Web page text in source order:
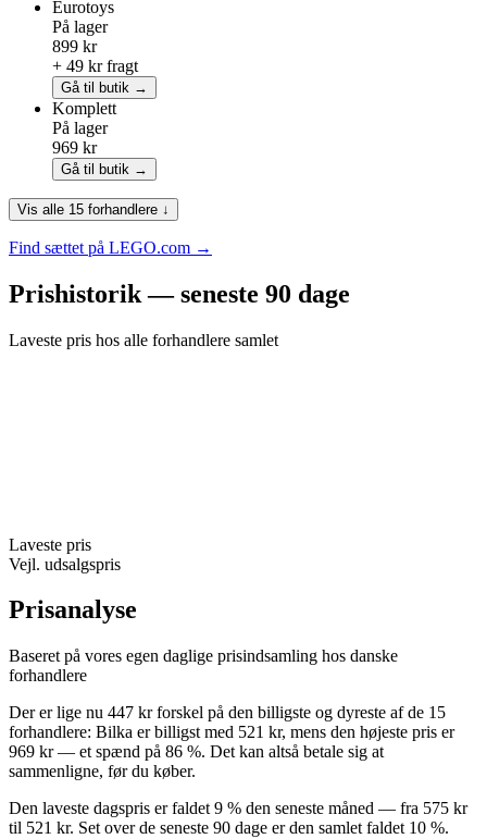
Eurotoys
På lager
899 kr
+ 49 kr fragt
Gå til butik →
Komplett
På lager
969 kr
Gå til butik →
Vis alle 15 forhandlere ↓
Find sættet på LEGO.com →
Prishistorik — seneste 90 dage
Laveste pris hos alle forhandlere samlet
Laveste pris
Vejl. udsalgspris
Prisanalyse
Baseret på vores egen daglige prisindsamling hos danske
forhandlere
Der er lige nu 447 kr forskel på den billigste og dyreste af de 15
forhandlere: Bilka er billigst med 521 kr, mens den højeste pris er
969 kr — et spænd på 86 %. Det kan altså betale sig at
sammenligne, før du køber.
Den laveste dagspris er faldet 9 % den seneste måned — fra 575 kr
til 521 kr. Set over de seneste 90 dage er den samlet faldet 10 %.